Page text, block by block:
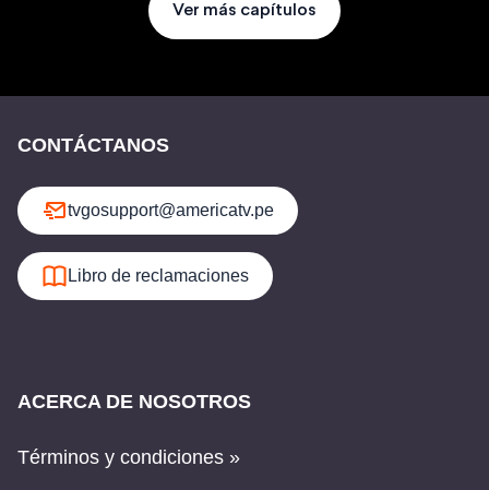
Ver más capítulos
CONTÁCTANOS
tvgosupport@americatv.pe
Libro de reclamaciones
ACERCA DE NOSOTROS
Términos y condiciones »